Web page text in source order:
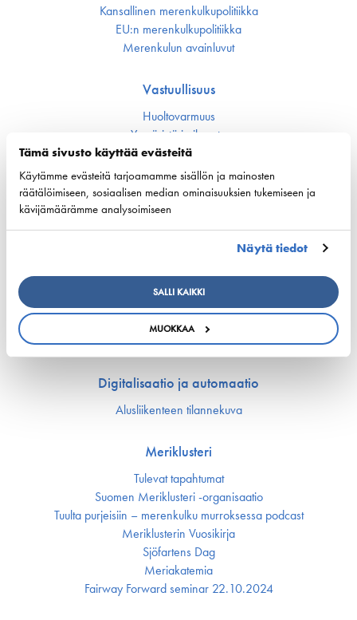
Tämä sivusto käyttää evästeitä
Käytämme evästeitä tarjoamamme sisällön ja mainosten
räätälöimiseen, sosiaalisen median ominaisuuksien tukemiseen ja
kävijämäärämme analysoimiseen
Näytä tiedot
SALLI KAIKKI
MUOKKAA
Kansallinen merenkulku­politiikka
EU:n merenkulku­politiikka
Merenkulun avainluvut
Vastuullisuus
Huoltovarmuus
Ympäristö ja ilmasto
Varustamot panostavat uuteen teknologiaan ja
ympäristöystävällisiin ratkaisuihin uusissa aluksissa
Turvallisuus
Koulutus ja osaaminen
Suomen Varustamoiden Yrityskylä
Merenkulun HarjoitteluMylly
Ship Happens: Tutustu merenkulkualan mahdollisuuksiin
Digitalisaatio ja automaatio
Alusliikenteen tilannekuva
Meriklusteri
Tulevat tapahtumat
Suomen Meriklusteri -organisaatio
Tuulta purjeisiin – merenkulku murroksessa podcast
Meriklusterin Vuosikirja
Sjöfartens Dag
Meriakatemia
Fairway Forward seminar 22.10.2024